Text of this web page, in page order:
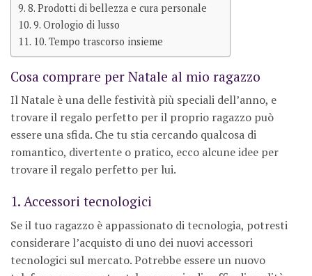
8. Prodotti di bellezza e cura personale
9. Orologio di lusso
10. Tempo trascorso insieme
Cosa comprare per Natale al mio ragazzo
Il Natale è una delle festività più speciali dell’anno, e
trovare il regalo perfetto per il proprio ragazzo può
essere una sfida. Che tu stia cercando qualcosa di
romantico, divertente o pratico, ecco alcune idee per
trovare il regalo perfetto per lui.
1. Accessori tecnologici
Se il tuo ragazzo è appassionato di tecnologia, potresti
considerare l’acquisto di uno dei nuovi accessori
tecnologici sul mercato. Potrebbe essere un nuovo